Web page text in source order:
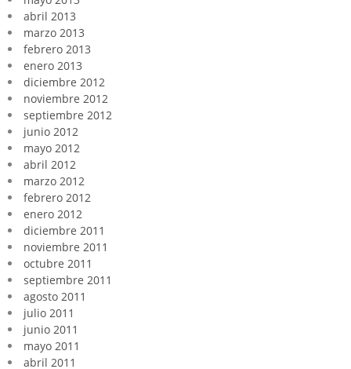
abril 2013
marzo 2013
febrero 2013
enero 2013
diciembre 2012
noviembre 2012
septiembre 2012
junio 2012
mayo 2012
abril 2012
marzo 2012
febrero 2012
enero 2012
diciembre 2011
noviembre 2011
octubre 2011
septiembre 2011
agosto 2011
julio 2011
junio 2011
mayo 2011
abril 2011